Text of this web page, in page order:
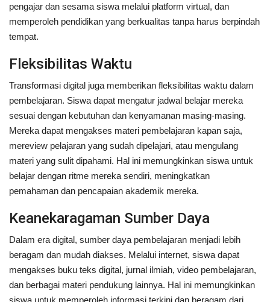
pengajar dan sesama siswa melalui platform virtual, dan
memperoleh pendidikan yang berkualitas tanpa harus berpindah
tempat.
Fleksibilitas Waktu
Transformasi digital juga memberikan fleksibilitas waktu dalam
pembelajaran. Siswa dapat mengatur jadwal belajar mereka
sesuai dengan kebutuhan dan kenyamanan masing-masing.
Mereka dapat mengakses materi pembelajaran kapan saja,
mereview pelajaran yang sudah dipelajari, atau mengulang
materi yang sulit dipahami. Hal ini memungkinkan siswa untuk
belajar dengan ritme mereka sendiri, meningkatkan
pemahaman dan pencapaian akademik mereka.
Keanekaragaman Sumber Daya
Dalam era digital, sumber daya pembelajaran menjadi lebih
beragam dan mudah diakses. Melalui internet, siswa dapat
mengakses buku teks digital, jurnal ilmiah, video pembelajaran,
dan berbagai materi pendukung lainnya. Hal ini memungkinkan
siswa untuk memperoleh informasi terkini dan beragam dari